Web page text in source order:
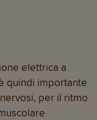
elettrica a
quindi importante
per il ritmo